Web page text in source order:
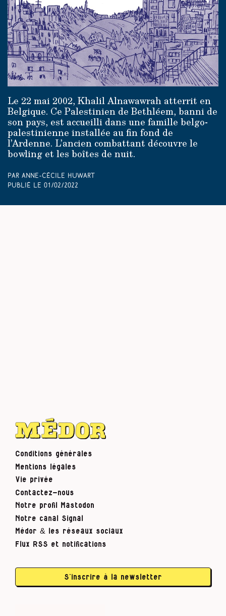
Le 22 mai 2002, Khalil Alnawawrah atterrit en
Belgique. Ce Palestinien de Bethléem, banni de
son pays, est accueilli dans une famille belgo-
palestinienne installée au fin fond de
l’Ardenne. L’ancien combattant découvre le
bowling et les boîtes de nuit.
Par Anne-Cécile Huwart
Publié le 01/02/2022
Conditions générales
Mentions légales
Vie privée
Contactez-nous
Notre profil Mastodon
Notre canal Signal
Médor & les réseaux sociaux
Flux RSS et notifications
S’inscrire à la newsletter